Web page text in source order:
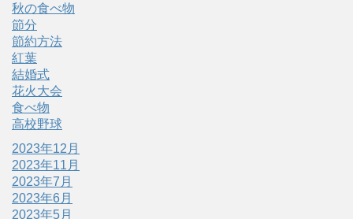
秋の食べ物
節分
節約方法
紅葉
結婚式
花火大会
食べ物
高校野球
2023年12月
2023年11月
2023年7月
2023年6月
2023年5月